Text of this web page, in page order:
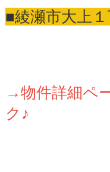
■綾瀬市大上
→物件詳細ペ
ク♪